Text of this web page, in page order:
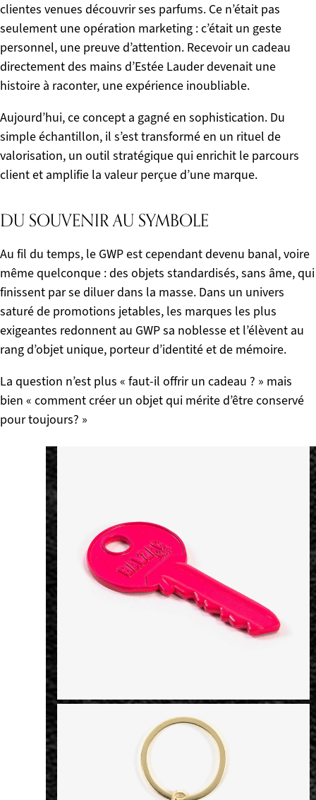
clientes venues découvrir ses parfums. Ce n’était pas
seulement une opération marketing : c’était un geste
personnel, une preuve d’attention. Recevoir un cadeau
directement des mains d’Estée Lauder devenait une
histoire à raconter, une expérience inoubliable.
Aujourd’hui, ce concept a gagné en sophistication. Du
simple échantillon, il s’est transformé en un rituel de
valorisation, un outil stratégique qui enrichit le parcours
client et amplifie la valeur perçue d’une marque.
DU SOUVENIR AU SYMBOLE
Au fil du temps, le GWP est cependant devenu banal, voire
même quelconque : des objets standardisés, sans âme, qui
finissent par se diluer dans la masse. Dans un univers
saturé de promotions jetables, les marques les plus
exigeantes redonnent au GWP sa noblesse et l’élèvent au
rang d’objet unique, porteur d’identité et de mémoire.
La question n’est plus « faut-il offrir un cadeau ? » mais
bien « comment créer un objet qui mérite d’être conservé
pour toujours? »